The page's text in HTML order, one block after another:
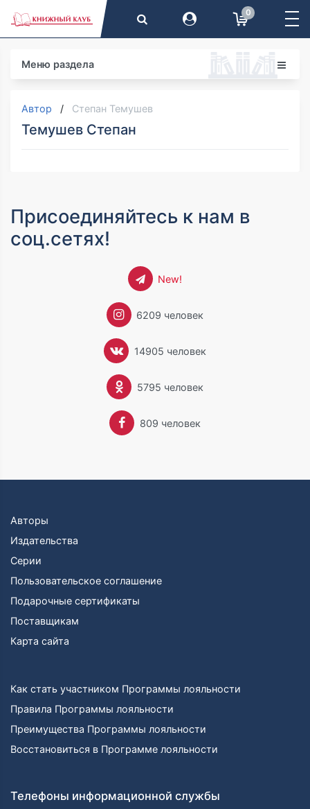
0
Меню раздела
Автор Степан Темушев
Темушев Степан
Присоединяйтесь к нам в
соц.сетях!
New!
6209 человек
14905 человек
5795 человек
809 человек
Авторы
Издательства
Серии
Пользовательское соглашение
Подарочные сертификаты
Поставщикам
Карта сайта
Как стать участником Программы лояльности
Правила Программы лояльности
Преимущества Программы лояльности
Восстановиться в Программе лояльности
Телефоны информационной службы